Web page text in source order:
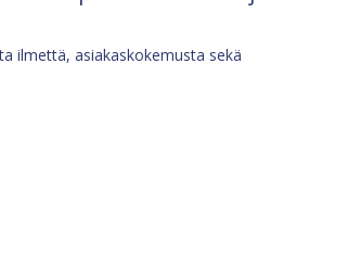
ilmettä, asiakaskokemusta sekä